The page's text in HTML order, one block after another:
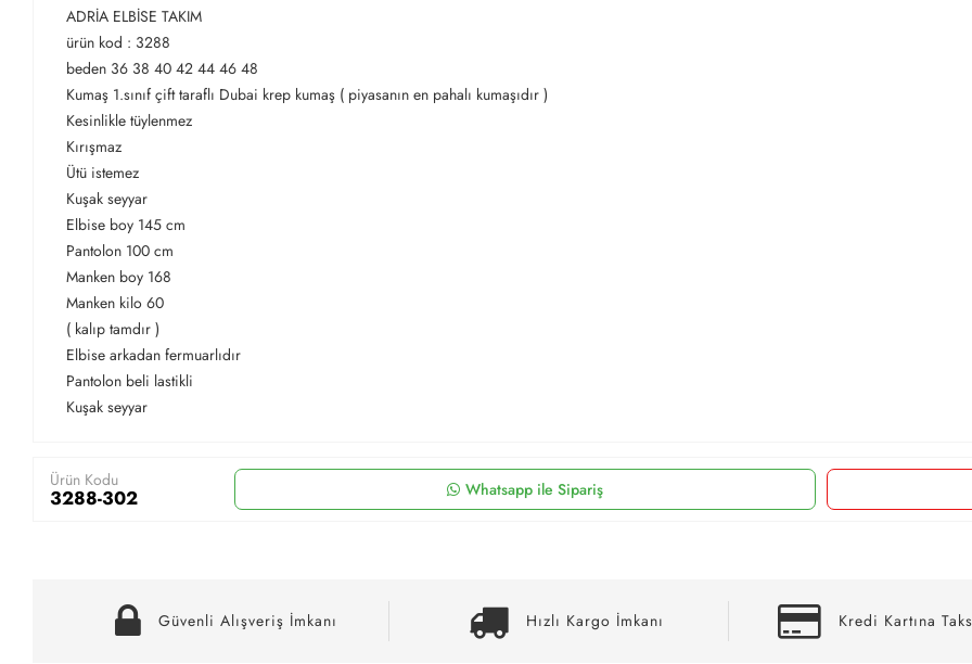
ADRİA ELBİSE TAKIM
ürün kod : 3288
beden 36 38 40 42 44 46 48
Kumaş 1.sınıf çift taraflı Dubai krep kumaş ( piyasanın en pahalı kumaşıdır )
Kesinlikle tüylenmez
Kırışmaz
Ütü istemez
Kuşak seyyar
Elbise boy 145 cm
Pantolon 100 cm
Manken boy 168
Manken kilo 60
( kalıp tamdır )
Elbise arkadan fermuarlıdır
Pantolon beli lastikli
Kuşak seyyar
Ürün Kodu
3288-302 Whatsapp ile Sipariş
Güvenli Alışveriş İmkanı Hızlı Kargo İmkanı Kredi Kartına